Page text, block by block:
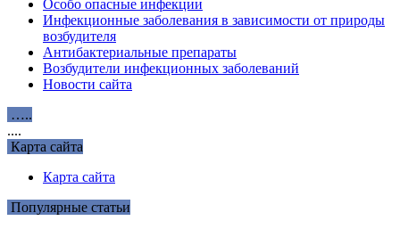
Особо опасные инфекции
Инфекционные заболевания в зависимости от природы
возбудителя
Антибактериальные препараты
Возбудители инфекционных заболеваний
Новости сайта
…..
....
Карта сайта
Карта сайта
Популярные статьи